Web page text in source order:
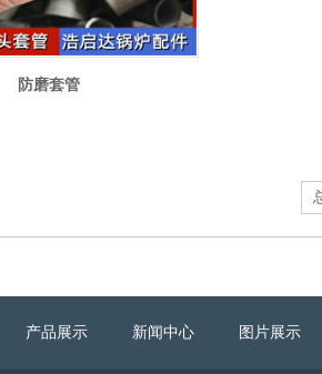
防磨套管
产品展示 新闻中心 图片展示